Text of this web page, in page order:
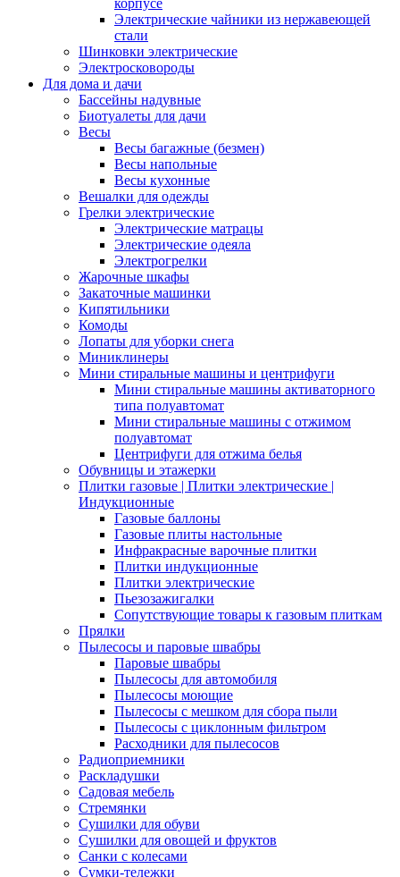
корпусе
Электрические чайники из нержавеющей
стали
Шинковки электрические
Электросковороды
Для дома и дачи
Бассейны надувные
Биотуалеты для дачи
Весы
Весы багажные (безмен)
Весы напольные
Весы кухонные
Вешалки для одежды
Грелки электрические
Электрические матрацы
Электрические одеяла
Электрогрелки
Жарочные шкафы
Закаточные машинки
Кипятильники
Комоды
Лопаты для уборки снега
Миниклинеры
Мини стиральные машины и центрифуги
Мини стиральные машины активаторного
типа полуавтомат
Мини стиральные машины с отжимом
полуавтомат
Центрифуги для отжима белья
Обувницы и этажерки
Плитки газовые | Плитки электрические |
Индукционные
Газовые баллоны
Газовые плиты настольные
Инфракрасные варочные плитки
Плитки индукционные
Плитки электрические
Пьезозажигалки
Сопутствующие товары к газовым плиткам
Прялки
Пылесосы и паровые швабры
Паровые швабры
Пылесосы для автомобиля
Пылесосы моющие
Пылесосы с мешком для сбора пыли
Пылесосы с циклонным фильтром
Расходники для пылесосов
Радиоприемники
Раскладушки
Садовая мебель
Стремянки
Сушилки для обуви
Сушилки для овощей и фруктов
Санки с колесами
Сумки-тележки